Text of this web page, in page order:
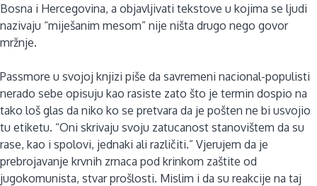
Bosna i Hercegovina, a objavljivati tekstove u kojima se ljudi
nazivaju “miješanim mesom” nije ništa drugo nego govor
mržnje.
Passmore u svojoj knjizi piše da savremeni nacional-populisti
nerado sebe opisuju kao rasiste zato što je termin dospio na
tako loš glas da niko ko se pretvara da je pošten ne bi usvojio
tu etiketu. “Oni skrivaju svoju zatucanost stanovištem da su
rase, kao i spolovi, jednaki ali različiti.” Vjerujem da je
prebrojavanje krvnih zrnaca pod krinkom zaštite od
jugokomunista, stvar prošlosti. Mislim i da su reakcije na taj